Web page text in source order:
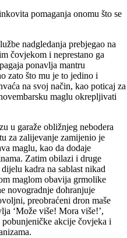
pomaganja onomu što se
nadgledanja prebjegao na
čovjekom i neprestano ga
ponavlja mantru
zato što mu je to jedino i
na svoj način, kao poticaj za
maglu okrepljivati
u garaže obližnjeg nebodera
za zalijevanje zamijenio je
maglu, kao da dodaje
Zatim obilazi i druge
kadra na sablast nikad
maglom obavija grmolike
novogradnje dohranjuje
preobraćeni dron maše
‘Može više! Mora više!’,
akcije čovjeka i